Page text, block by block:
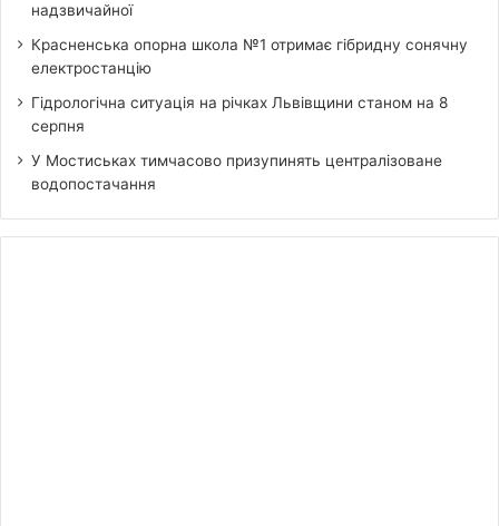
надзвичайної
Красненська опорна школа №1 отримає гібридну сонячну
електростанцію
Гідрологічна ситуація на річках Львівщини станом на 8
серпня
У Мостиськах тимчасово призупинять централізоване
водопостачання